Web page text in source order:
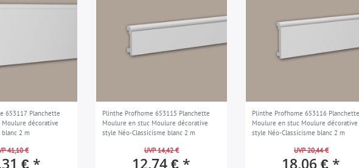
653117 Planchette
décorative
2 m
41,10 €
€ *
Plinthe Profhome 653115 Planchette
Moulure en stuc Moulure décorative
style Néo-Classicisme blanc 2 m
UVP 14,42 €
12,74 € *
Plinthe Profhome 653116 Planchette
Moulure en stuc Moulure décorative
style Néo-Classicisme blanc 2 m
UVP 20,44 €
18,06 € *